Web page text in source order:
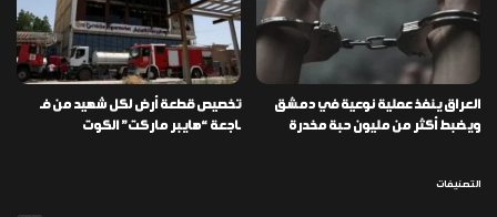
العراق ينفذ عملية نوعية في دمشق
ويضبط أكثر من مليون حبة مخدرة
تخصيص قطعة أرض لكل شهيد من فـ
ـاجعة “هايبر ماركت” الكوت
التصنيفات